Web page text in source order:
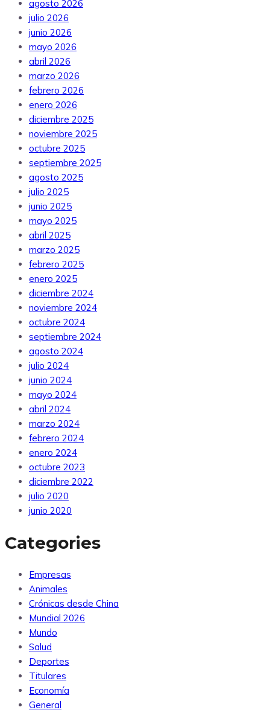
agosto 2026
julio 2026
junio 2026
mayo 2026
abril 2026
marzo 2026
febrero 2026
enero 2026
diciembre 2025
noviembre 2025
octubre 2025
septiembre 2025
agosto 2025
julio 2025
junio 2025
mayo 2025
abril 2025
marzo 2025
febrero 2025
enero 2025
diciembre 2024
noviembre 2024
octubre 2024
septiembre 2024
agosto 2024
julio 2024
junio 2024
mayo 2024
abril 2024
marzo 2024
febrero 2024
enero 2024
octubre 2023
diciembre 2022
julio 2020
junio 2020
Categories
Empresas
Animales
Crónicas desde China
Mundial 2026
Mundo
Salud
Deportes
Titulares
Economía
General